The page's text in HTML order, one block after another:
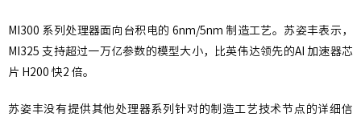
MI300 系列处理器面向台积电的 6nm/5nm 制造工艺。苏姿丰表示，
MI325 支持超过一万亿参数的模型大小，比英伟达领先的AI 加速器芯
片 H200 快2 倍。
苏姿丰没有提供其他处理器系列针对的制造工艺技术节点的详细信